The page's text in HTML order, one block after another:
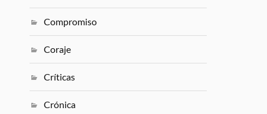
Compromiso
Coraje
Críticas
Crónica